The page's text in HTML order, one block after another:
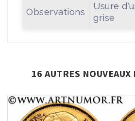
Observations
Usure
grise
16 AUTRES